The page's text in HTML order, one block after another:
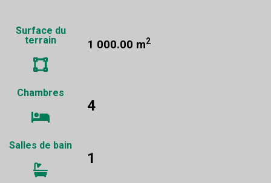
Surface du
terrain
1 000.00 m2
Chambres
4
Salles de bain
1